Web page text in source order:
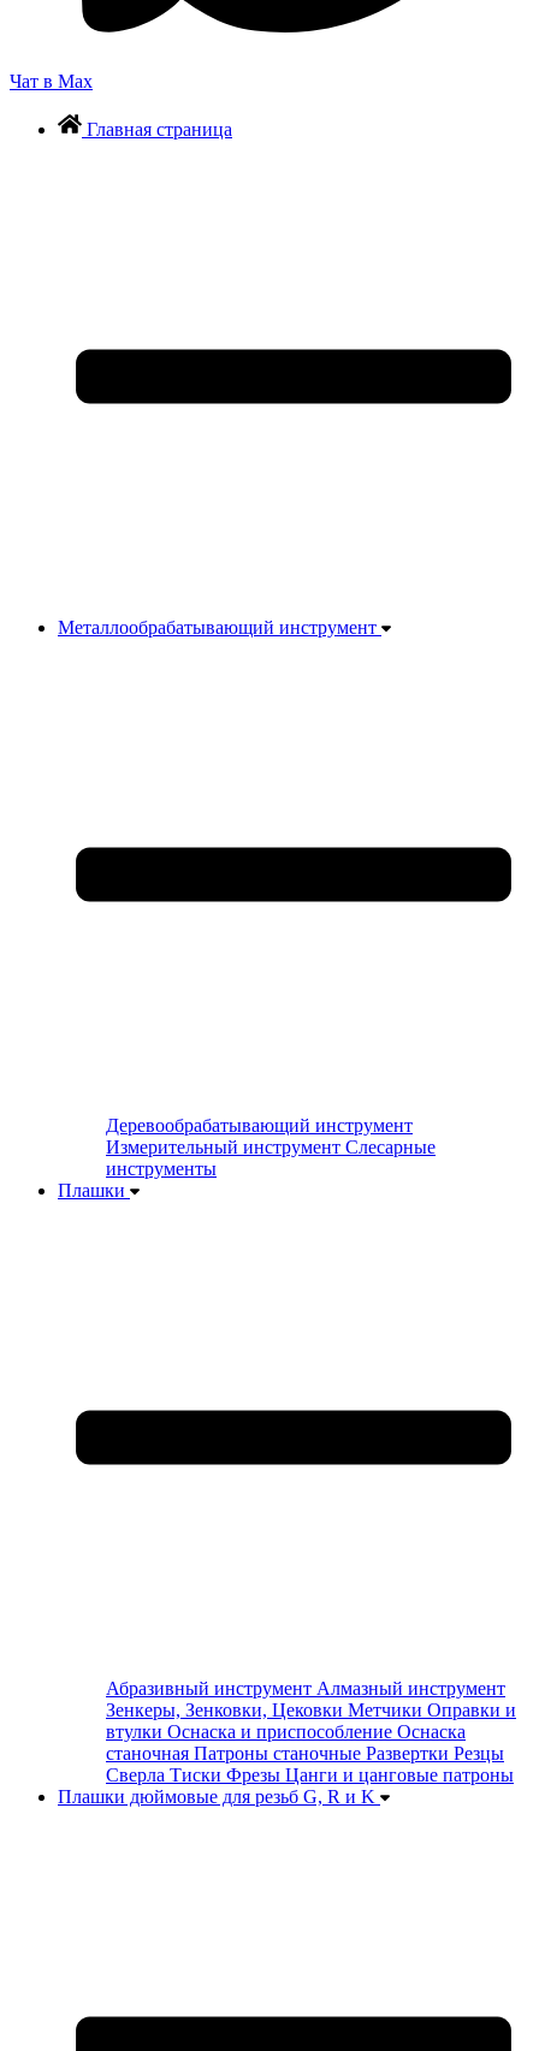
Чат в Max
Главная страница
Металлообрабатывающий инструмент
Деревообрабатывающий инструмент
Измерительный инструмент Слесарные
инструменты
Плашки
Абразивный инструмент Алмазный инструмент
Зенкеры, Зенковки, Цековки Метчики Оправки и
втулки Оснаска и приспособление Оснаска
станочная Патроны станочные Развертки Резцы
Сверла Тиски Фрезы Цанги и цанговые патроны
Плашки дюймовые для резьб G, R и K